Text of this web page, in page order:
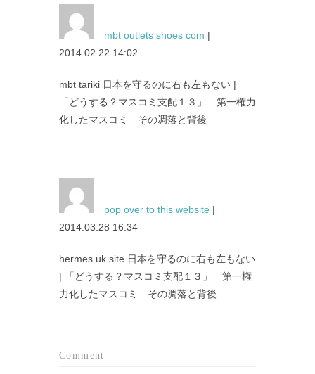
mbt outlets shoes com |
2014.02.22 14:02
mbt tariki 日本を守るのに右も左もない |
「どうする？マスコミ支配１３」 第一権力
化したマスコミ その凋落と背後
pop over to this website |
2014.03.28 16:34
hermes uk site 日本を守るのに右も左もない
| 「どうする？マスコミ支配１３」 第一権
力化したマスコミ その凋落と背後
Comment